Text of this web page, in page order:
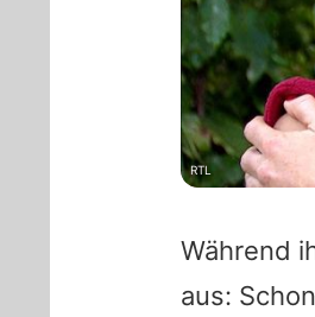
Während
aus:
RTL